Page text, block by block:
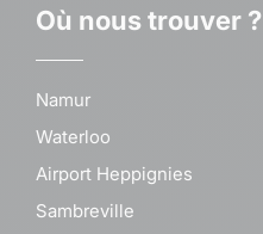
Où nous trouver ?
Namur
Waterloo
Airport Heppignies
Sambreville